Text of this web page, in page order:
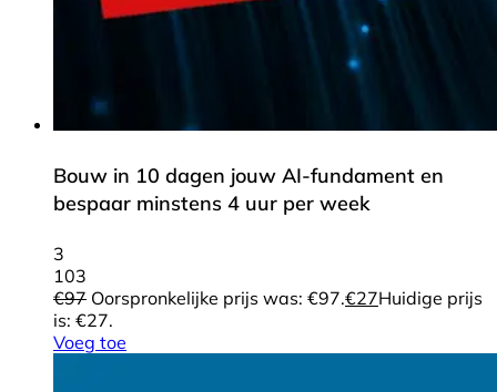
Bouw in 10 dagen jouw AI-fundament en
bespaar minstens 4 uur per week
3
103
€97 Oorspronkelijke prijs was: €97.€27Huidige prijs
is: €27.
Voeg toe